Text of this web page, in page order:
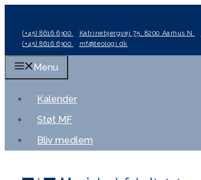
indhold
(+45) 8616 6300 Katrinebjergvej 75, 8200 Aarhus N
(+45) 8616 6300
mf@teologi.dk
Menu
Kalender
Støt MF
Bliv medlem